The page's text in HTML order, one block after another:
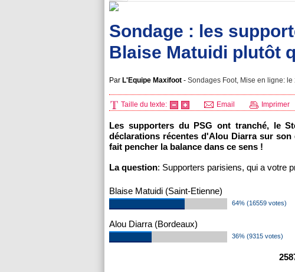
Sondage : les
Blaise Matuidi plutôt
Par L'Equipe Maxifoot - Sondages Foot, Mise en ligne: le
Taille du texte: Email Imprimer
Les supporters du PSG ont tranché, le
déclarations récentes d'Alou Diarra sur
fait pencher la balance dans ce sens !
La question: Supporters parisiens, qui a votre
Blaise Matuidi (Saint-Etienne)
64% (16559 votes)
Alou Diarra (Bordeaux)
36% (9315 votes)